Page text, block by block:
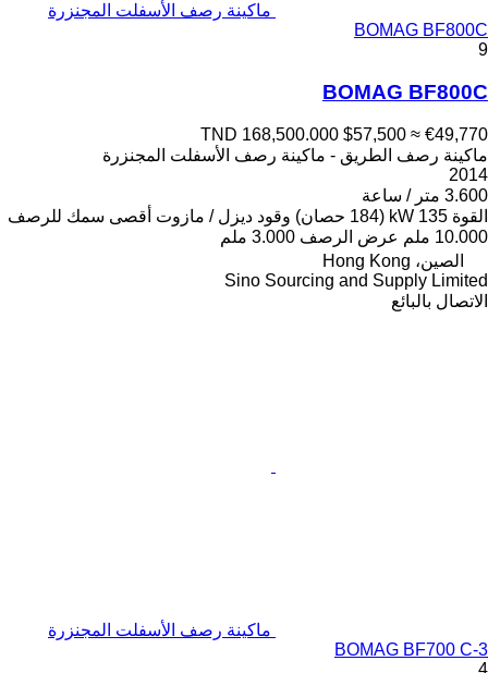
ماكينة رصف الأسفلت المجنزرة
BOMAG BF800C
9
BOMAG BF800C
TND 168,500.000 $57,500 ≈ €49,770
ماكينة رصف الطريق - ماكينة رصف الأسفلت المجنزرة
2014
3.600 متر / ساعة
القوة 135 kW (184 حصان) وقود ديزل / مازوت أقصى سمك للرصف
10.000 ملم
عرض الرصف 3.000 ملم
الصين، Hong Kong
Sino Sourcing and Supply Limited
الاتصال بالبائع
ماكينة رصف الأسفلت المجنزرة
BOMAG BF700 C-3
4